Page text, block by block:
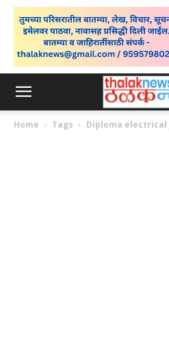
Home Tags Diploma electrical